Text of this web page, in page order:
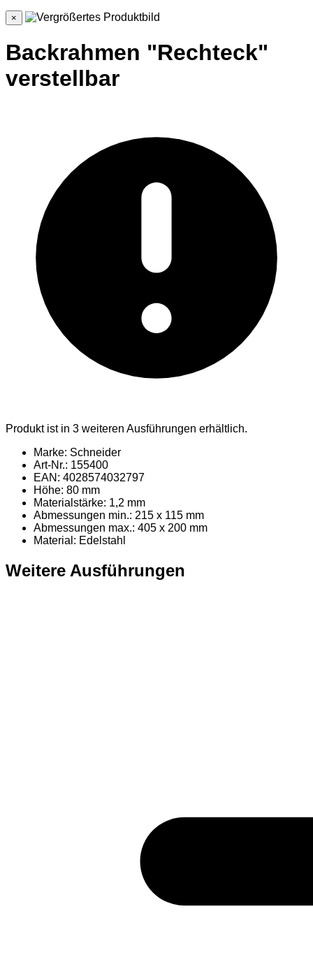
×
Backrahmen "Rechteck"
verstellbar
Produkt ist in 3 weiteren Ausführungen erhältlich.
Marke: Schneider
Art-Nr.: 155400
EAN: 4028574032797
Höhe: 80 mm
Materialstärke: 1,2 mm
Abmessungen min.: 215 x 115 mm
Abmessungen max.: 405 x 200 mm
Material : Edelstahl
Weitere Ausführungen